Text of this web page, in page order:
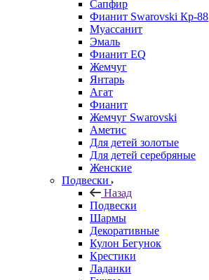
Сапфир
Фианит Swarovski Кр-88
Муассанит
Эмаль
Фианит EQ
Жемчуг
Янтарь
Агат
Фианит
Жемчуг Swarovski
Аметис
Для детей золотые
Для детей серебряные
Женские
Подвески
Назад
Подвески
Шармы
Декоративные
Кулон Бегунок
Крестики
Ладанки